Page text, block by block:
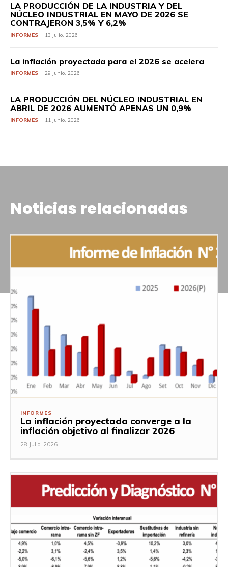
LA PRODUCCIÓN DE LA INDUSTRIA Y DEL
NÚCLEO INDUSTRIAL EN MAYO DE 2026 SE
CONTRAJERON 3,5% Y 6,2%
INFORMES 13 Julio, 2026
La inflación proyectada para el 2026 se acelera
INFORMES 29 Junio, 2026
LA PRODUCCIÓN DEL NÚCLEO INDUSTRIAL EN
ABRIL DE 2026 AUMENTÓ APENAS UN 0,9%
INFORMES 11 Junio, 2026
Noticias relacionadas
INFORMES
La inflación proyectada converge a la
inflación objetivo al finalizar 2026
28 Julio, 2026